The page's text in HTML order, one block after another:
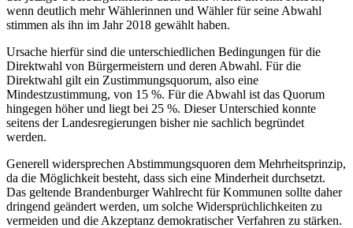
wenn deutlich mehr Wählerinnen und Wähler für seine Abwahl
stimmen als ihn im Jahr 2018 gewählt haben.
Ursache hierfür sind die unterschiedlichen Bedingungen für die
Direktwahl von Bürgermeistern und deren Abwahl. Für die
Direktwahl gilt ein Zustimmungsquorum, also eine
Mindestzustimmung, von 15 %. Für die Abwahl ist das Quorum
hingegen höher und liegt bei 25 %. Dieser Unterschied konnte
seitens der Landesregierungen bisher nie sachlich begründet
werden.
Generell widersprechen Abstimmungsquoren dem Mehrheitsprinzip,
da die Möglichkeit besteht, dass sich eine Minderheit durchsetzt.
Das geltende Brandenburger Wahlrecht für Kommunen sollte daher
dringend geändert werden, um solche Widersprüchlichkeiten zu
vermeiden und die Akzeptanz demokratischer Verfahren zu stärken.